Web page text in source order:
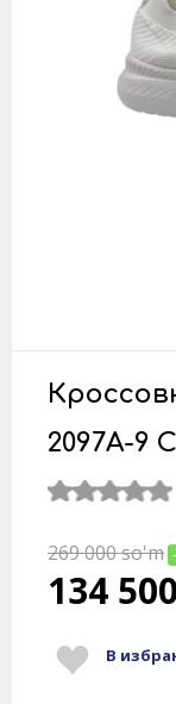
2097A-9
269 000so'm
134 500
В